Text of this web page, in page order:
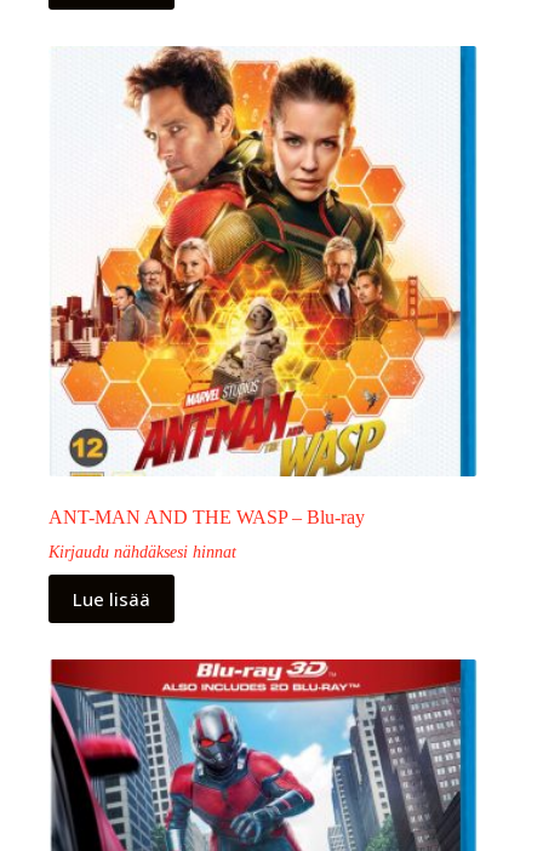
ANT-MAN AND THE WASP – Blu-ray
Kirjaudu nähdäksesi hinnat
Lue lisää